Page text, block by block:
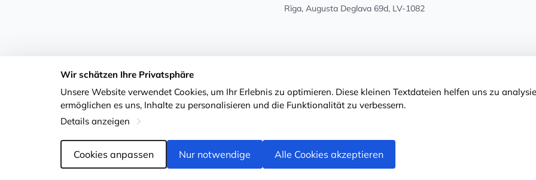
Rīga, Augusta Deglava 69d, LV-1082
Wir schätzen Ihre Privatsphäre
Unsere Website verwendet Cookies, um Ihr Erlebnis zu optimieren. Diese kleinen Textdateien helfen uns zu
ermöglichen es uns, Inhalte zu personalisieren und die Funktionalität zu verbessern.
Details anzeigen
Cookies anpassen Nur notwendige Alle Cookies akzeptieren